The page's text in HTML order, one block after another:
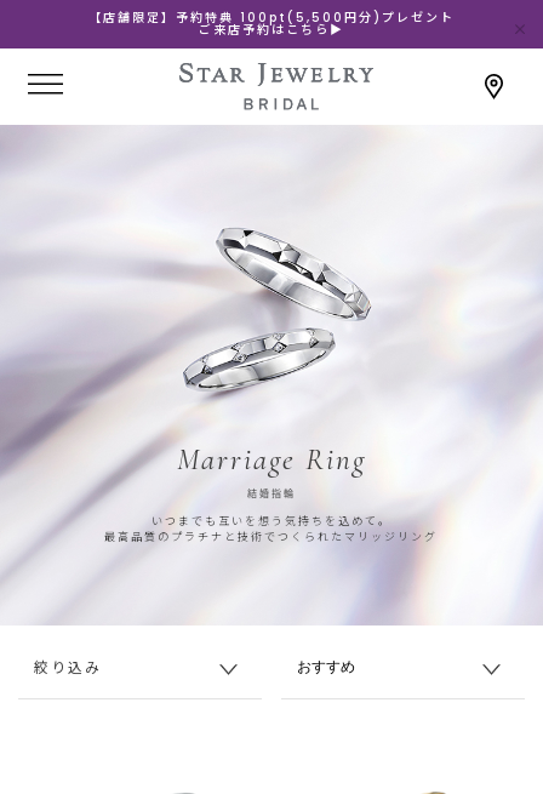
【店舗限定】予約特典 100pt(5,500円分)プレゼント
ご来店予約はこちら▶
Marriage Ring
結婚指輪
いつまでも互いを想う気持ちを込めて。
最高品質のプラチナと技術でつくられたマリッジリング
絞り込み